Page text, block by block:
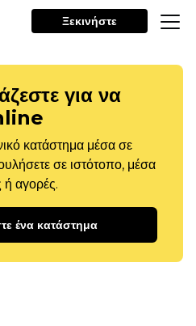
Ξεκινήστε
για να
κατάστημα μέσα σε
σε ιστότοπο, μέσα
ή αγορές.
ένα κατάστημα